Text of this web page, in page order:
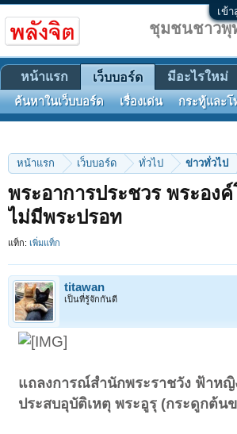
เข้
หน้าแรก เว็บบอร์ด ทั่วไป ข่าวทั่วไป
พระอาการประชวร พระอง
ไม่มีพระปรอท
แท็ก: เพิ่มแท็ก
titawan
เป็นที่รู้จักกันดี
แถลงการณ์สำนักพระราชวัง ฟ้าห
ประสบอุบัติเหตุ พระอูรุ (กระดูกต้น
ชุมชนชาวพุ
หน้าแรก เว็บบอร์ด
ค้นหาในเว็บบอร์ด เรื่องเด่น กระทู้และ
มีอะไรใหม่